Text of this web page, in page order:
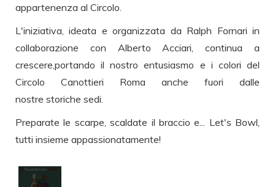
appartenenza al Circolo.
L'iniziativa, ideata e organizzata da Ralph Fornari in
collaborazione con Alberto Acciari, continua a
crescere,portando il nostro entusiasmo e i colori del
Circolo Canottieri Roma anche fuori dalle
nostre storiche sedi.
Preparate le scarpe, scaldate il braccio e... Let's Bowl,
tutti insieme appassionatamente!